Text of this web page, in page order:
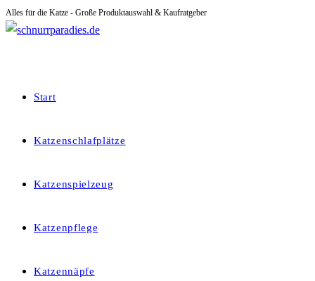
Zum
Inhalt
Alles für die Katze - Große Produktauswahl & Kaufratgeber
Start
Katzenschlafplätze
Katzenspielzeug
Katzenpflege
Katzennäpfe